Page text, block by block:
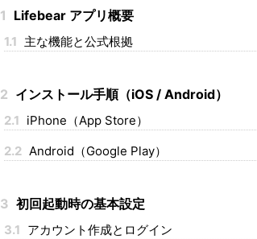
1 Lifebear アプリ概要
1.1 主な機能と公式根拠
2 インストール手順（iOS / Android）
2.1 iPhone（App Store）
2.2 Android（Google Play）
3 初回起動時の基本設定
3.1 アカウント作成とログイン